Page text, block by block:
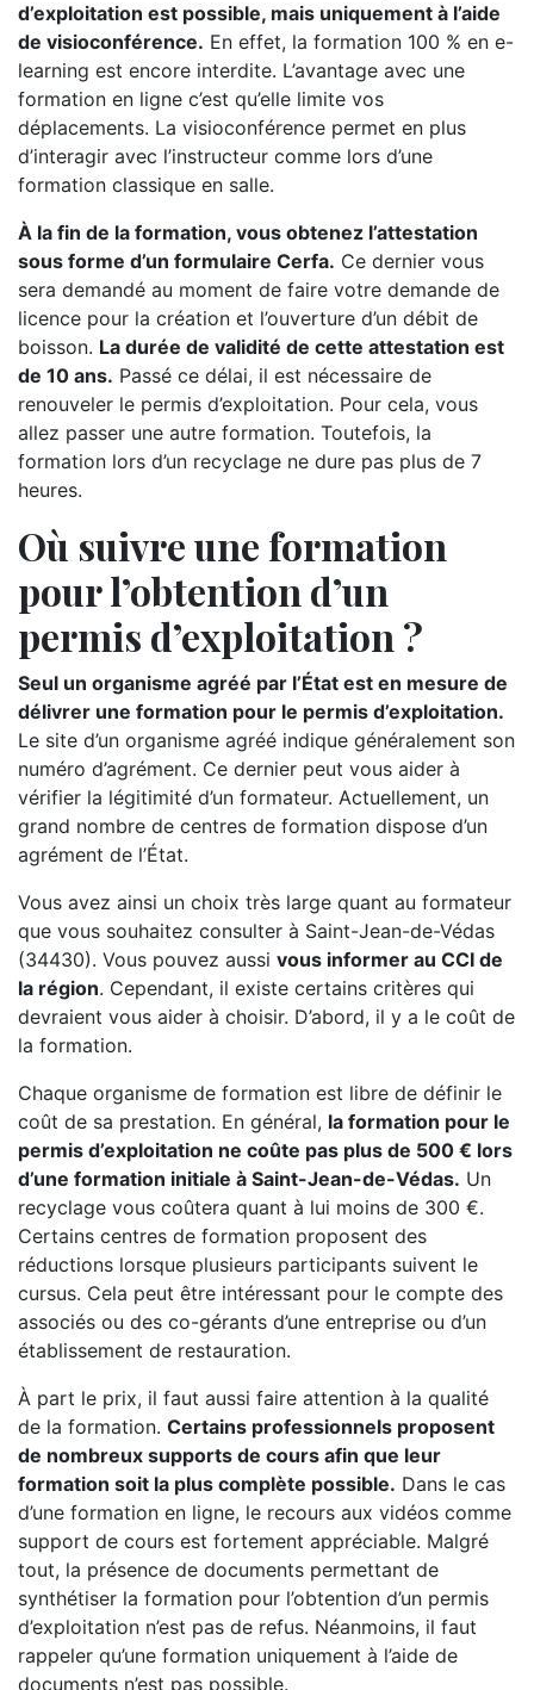
d’exploitation est possible, mais uniquement à l’aide
de visioconférence. En effet, la formation 100 % en e-
learning est encore interdite. L’avantage avec une
formation en ligne c’est qu’elle limite vos
déplacements. La visioconférence permet en plus
d’interagir avec l’instructeur comme lors d’une
formation classique en salle.
À la fin de la formation, vous obtenez l’attestation
sous forme d’un formulaire Cerfa. Ce dernier vous
sera demandé au moment de faire votre demande de
licence pour la création et l’ouverture d’un débit de
boisson. La durée de validité de cette attestation est
de 10 ans. Passé ce délai, il est nécessaire de
renouveler le permis d’exploitation. Pour cela, vous
allez passer une autre formation. Toutefois, la
formation lors d’un recyclage ne dure pas plus de 7
heures.
Où suivre une formation
pour l’obtention d’un
permis d’exploitation ?
Seul un organisme agréé par l’État est en mesure de
délivrer une formation pour le permis d’exploitation.
Le site d’un organisme agréé indique généralement son
numéro d’agrément. Ce dernier peut vous aider à
vérifier la légitimité d’un formateur. Actuellement, un
grand nombre de centres de formation dispose d’un
agrément de l’État.
Vous avez ainsi un choix très large quant au formateur
que vous souhaitez consulter à Saint-Jean-de-Védas
(34430). Vous pouvez aussi vous informer au CCI de
la région. Cependant, il existe certains critères qui
devraient vous aider à choisir. D’abord, il y a le coût de
la formation.
Chaque organisme de formation est libre de définir le
coût de sa prestation. En général, la formation pour le
permis d’exploitation ne coûte pas plus de 500 € lors
d’une formation initiale à Saint-Jean-de-Védas. Un
recyclage vous coûtera quant à lui moins de 300 €.
Certains centres de formation proposent des
réductions lorsque plusieurs participants suivent le
cursus. Cela peut être intéressant pour le compte des
associés ou des co-gérants d’une entreprise ou d’un
établissement de restauration.
À part le prix, il faut aussi faire attention à la qualité
de la formation. Certains professionnels proposent
de nombreux supports de cours afin que leur
formation soit la plus complète possible. Dans le cas
d’une formation en ligne, le recours aux vidéos comme
support de cours est fortement appréciable. Malgré
tout, la présence de documents permettant de
synthétiser la formation pour l’obtention d’un permis
d’exploitation n’est pas de refus. Néanmoins, il faut
rappeler qu’une formation uniquement à l’aide de
documents n’est pas possible.